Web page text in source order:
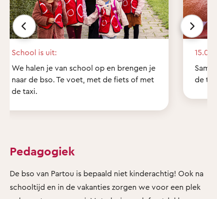
School is uit:
We halen je van school op en brengen je
naar de bso. Te voet, met de fiets of met
de taxi.
15.00
de
Pedagogiek
De bso van Partou is bepaald niet kinderachtig! Ook na
schooltijd en in de vakanties zorgen we voor een plek